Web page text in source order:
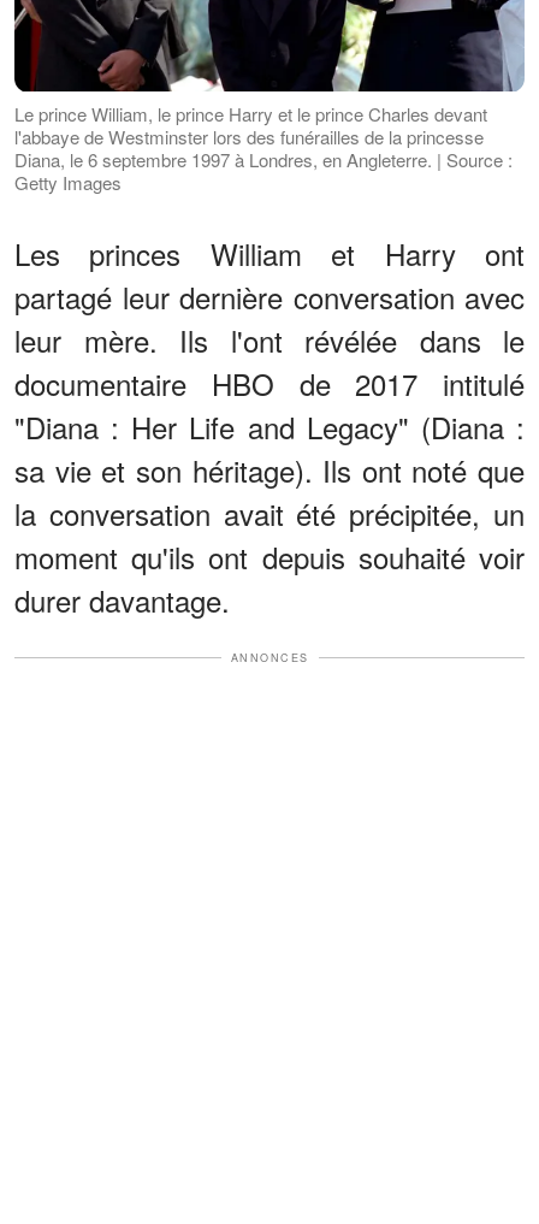
Le prince William, le prince Harry et le prince Charles devant
l'abbaye de Westminster lors des funérailles de la princesse
Diana, le 6 septembre 1997 à Londres, en Angleterre. | Source :
Getty Images
Les princes William et Harry ont
partagé leur dernière conversation avec
leur mère. Ils l'ont révélée dans le
documentaire HBO de 2017 intitulé
"Diana : Her Life and Legacy" (Diana :
sa vie et son héritage). Ils ont noté que
la conversation avait été précipitée, un
moment qu'ils ont depuis souhaité voir
durer davantage.
ANNONCES